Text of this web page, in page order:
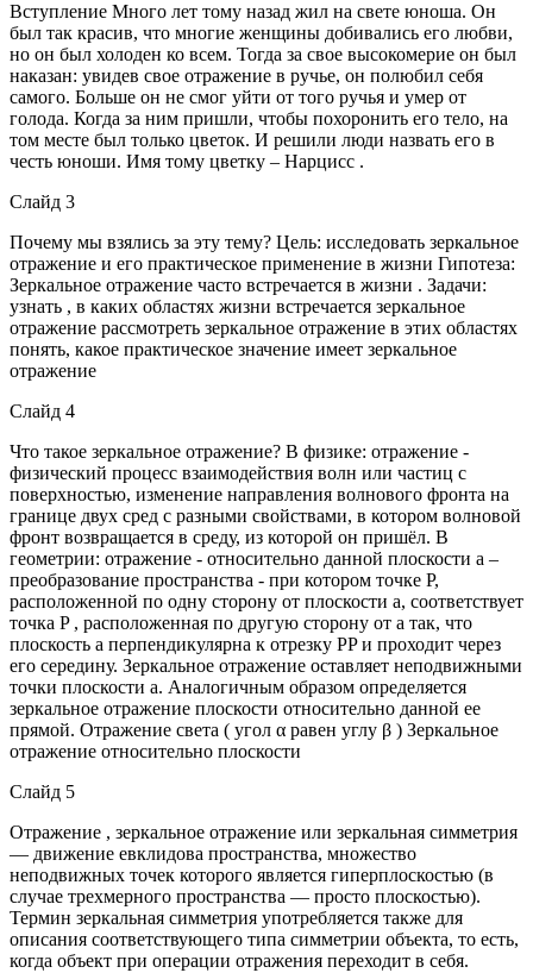
Вступление Много лет тому назад жил на свете юноша. Он
был так красив, что многие женщины добивались его любви,
но он был холоден ко всем. Тогда за свое высокомерие он был
наказан: увидев свое отражение в ручье, он полюбил себя
самого. Больше он не смог уйти от того ручья и умер от
голода. Когда за ним пришли, чтобы похоронить его тело, на
том месте был только цветок. И решили люди назвать его в
честь юноши. Имя тому цветку – Нарцисс .
Слайд 3
Почему мы взялись за эту тему? Цель: исследовать зеркальное
отражение и его практическое применение в жизни Гипотеза:
Зеркальное отражение часто встречается в жизни . Задачи:
узнать , в каких областях жизни встречается зеркальное
отражение рассмотреть зеркальное отражение в этих областях
понять, какое практическое значение имеет зеркальное
отражение
Слайд 4
Что такое зеркальное отражение? В физике: отражение -
физический процесс взаимодействия волн или частиц с
поверхностью, изменение направления волнового фронта на
границе двух сред с разными свойствами, в котором волновой
фронт возвращается в среду, из которой он пришёл. В
геометрии: отражение - относительно данной плоскости a –
преобразование пространства - при котором точке P,
расположенной по одну сторону от плоскости a, соответствует
точка P , расположенная по другую сторону от a так, что
плоскость a перпендикулярна к отрезку PP и проходит через
его середину. Зеркальное отражение оставляет неподвижными
точки плоскости a. Аналогичным образом определяется
зеркальное отражение плоскости относительно данной ее
прямой. Отражение света ( угол α равен углу β ) Зеркальное
отражение относительно плоскости
Слайд 5
Отражение , зеркальное отражение или зеркальная симметрия
— движение евклидова пространства, множество
неподвижных точек которого является гиперплоскостью (в
случае трехмерного пространства — просто плоскостью).
Термин зеркальная симметрия употребляется также для
описания соответствующего типа симметрии объекта, то есть,
когда объект при операции отражения переходит в себя.